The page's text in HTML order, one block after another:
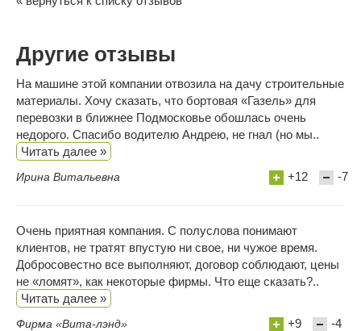
Другие отзывы
На машине этой компании отвозила на дачу строительные
материалы. Хочу сказать, что бортовая «Газель» для
перевозки в ближнее Подмосковье обошлась очень
недорого. Спасибо водителю Андрею, не гнал (но мы..
Читать далее »
Ирина Витальевна +12 -7
Очень приятная компания. С полуслова понимают
клиентов, не тратят впустую ни свое, ни чужое время.
Добросовестно все выполняют, договор соблюдают, цены
не «ломят», как некоторые фирмы. Что еще сказать?..
Читать далее »
Фирма «Вита-лэнд» +9 -4